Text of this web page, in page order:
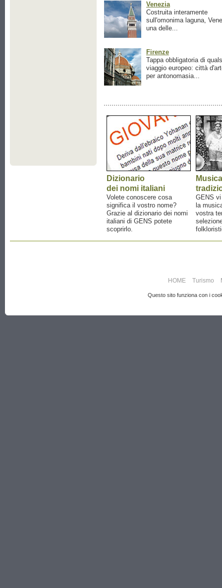
Venezia
Costruita interamente
sull'omonima laguna,
una delle...
Firenze
Tappa obbligatoria di
viaggio europeo: città
per antonomasia...
Dizionario
dei nomi italiani
Volete conoscere cosa
significa il vostro nome?
Grazie al dizionario dei nomi
italiani di GENS potete
scoprirlo.
Musica
GENS
la
vostra
HOME Turismo
Questo sito funziona con i